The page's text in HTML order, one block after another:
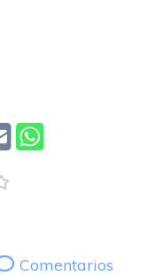
Comentarios